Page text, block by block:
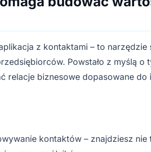
z kontaktami – to
Powstało z myślą
relacje biznesowe dopasowane do
kontaktów – znajdziesz